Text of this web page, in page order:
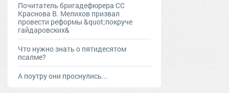
Почитатель бригадефюрера СС
Краснова В. Мелихов призвал
провести реформы &quot;покруче
гайдаровских&
Что нужно знать о пятидесятом
псалме?
А поутру они проснулись...